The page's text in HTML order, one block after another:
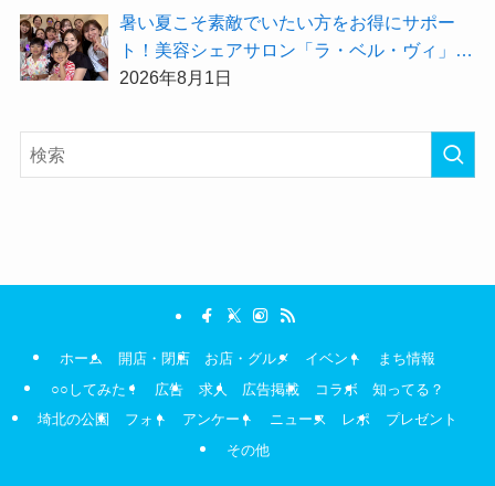
暑い夏こそ素敵でいたい方をお得にサポー
ト！美容シェアサロン「ラ・ベル・ヴィ」か
ら2026年8月のお得情報が届きました！
2026年8月1日
ホーム 開店・閉店 お店・グルメ イベント
まち情報
○○してみた！
広告 求人 広告掲載 コラボ
知ってる？
埼北の公園
フォト アンケート ニュース レポ
プレゼント
その他